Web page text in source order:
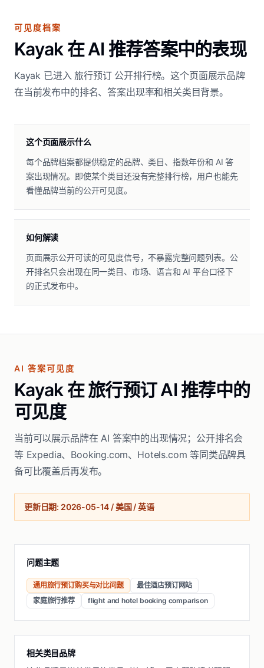
可见度档案
Kayak 在 AI 推荐答案中的表现
Kayak 已进入 旅行预订 公开排行榜。这个页面展示品牌
在当前发布中的排名、答案出现率和相关类目背景。
这个页面展示什么
每个品牌档案都提供稳定的品牌、类目、指数年份和 AI 答
案出现情况。即使某个类目还没有完整排行榜，用户也能先
看懂品牌当前的公开可见度。
如何解读
页面展示公开可读的可见度信号，不暴露完整问题列表。公
开排名只会出现在同一类目、市场、语言和 AI 平台口径下
的正式发布中。
AI 答案可见度
Kayak 在 旅行预订 AI 推荐中的
可见度
当前可以展示品牌在 AI 答案中的出现情况；公开排名会
等 Expedia、Booking.com、Hotels.com 等同类品牌具
备可比覆盖后再发布。
更新日期: 2026-05-14 /美国 / 英语
问题主题
通用旅行预订购买与对比问题
最佳酒店预订网站
家庭旅行推荐
flight and hotel booking comparison
相关类目品牌